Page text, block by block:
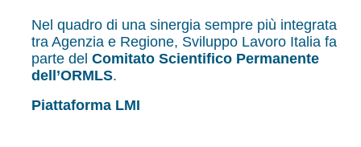
Nel quadro di una sinergia sempre più integrata
tra Agenzia e Regione, Sviluppo Lavoro Italia fa
parte del Comitato Scientifico Permanente
dell’ORMLS.
Piattaforma LMI